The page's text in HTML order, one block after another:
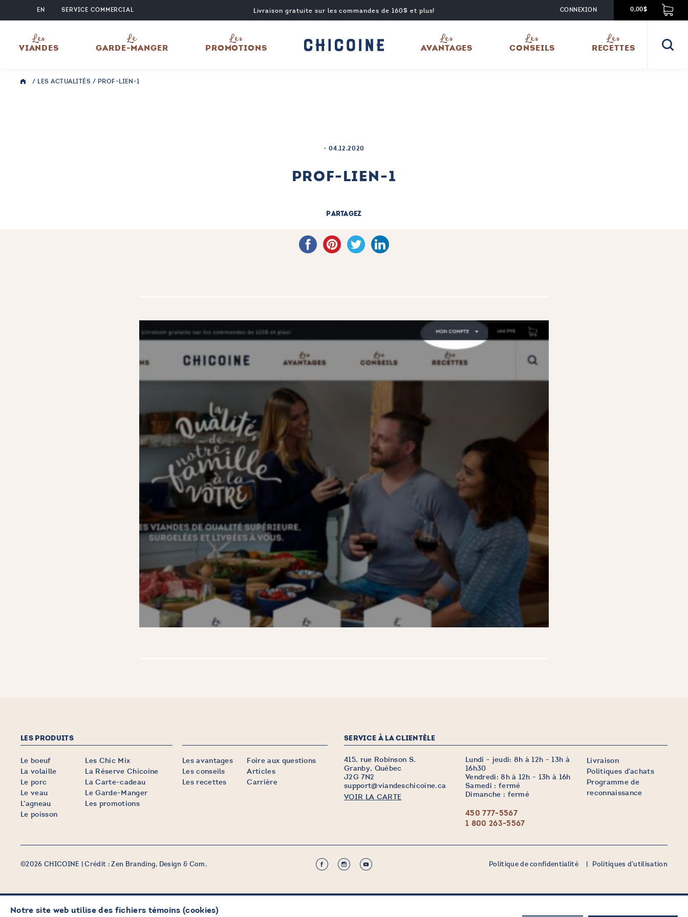
EN SERVICE COMMERCIAL Livraison gratuite sur les commandes de 160$ et plus! 0,00$
CONNEXION
Les
PROMOTIONS
Le
GARDE-MANGER
Les
VIANDES
Les
AVANTAGES
Les
CONSEILS
Les
RECETTES
/ LES ACTUALITÉS / PROF-LIEN-1
-04.12.2020
PROF-LIEN-1
PARTAGEZ
LES PRODUITS
Le boeuf
La volaille
Le porc
Le veau
L’agneau
Le poisson
Les Chic Mix
La Réserve Chicoine
La Carte-cadeau
Le Garde-Manger
Les promotions
Les avantages
Les conseils
Les recettes
Foire aux questions
Articles
Carrière
SERVICE À LA CLIENTÈLE
415, rue Robinson S.
Granby, Québec
J2G 7N2
support@viandeschicoine.ca
VOIR LA CARTE
Lundi - jeudi: 8h à 12h - 13h à
16h30
Vendredi: 8h à 12h - 13h à 16h
Samedi : fermé
Dimanche : fermé
450 777-5567
1 800 263-5567
Livraison
Politiques d’achats
Programme de
reconnaissance
©2026 CHICOINE | Crédit :Zen Branding, Design & Com. Politique de confidentialité Politiques d’utilisation
PRENEZ DES NOUVELLES EN
Notre site web utilise des fichiers témoins (cookies)